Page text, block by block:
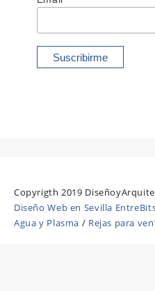
Copyrigth 2019
Diseño Web en Sevilla
Agua y Plasma / Rejas para